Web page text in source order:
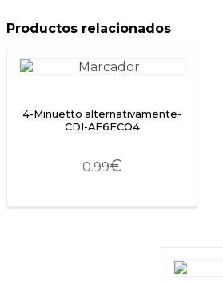
Productos relacionados
4-Minuetto alternativamente-
CDI-AF6FCO4
0.99€